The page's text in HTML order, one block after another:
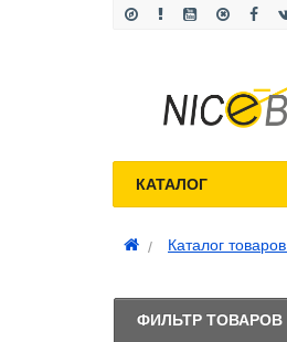
КАТАЛОГ
Каталог товаров
ФИЛЬТР ТОВАРОВ